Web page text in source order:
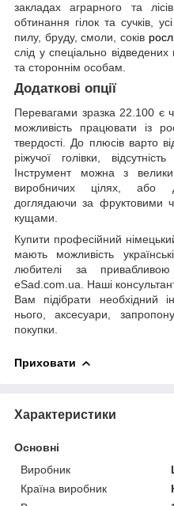
закладах аграрного та
обтинання гілок та сучків,
пилу, бруду, смоли, соків
слід у спеціально
та стороннім особам.
Додаткові опції
Перевагами зразка 22.100 є
можливість працювати із
твердості. До плюсів варто
ріжучої голівки,
Інструмент можна з
виробничих цілях, або
доглядаючи за фруктовими
кущами.
Купити професійний
мають можливість
любителі за
eSad.com.ua. Наші
Вам підібрати необхідний
нього, аксесуари,
покупки.
Приховати
Характеристики
Основні
Виробник
Країна виробник